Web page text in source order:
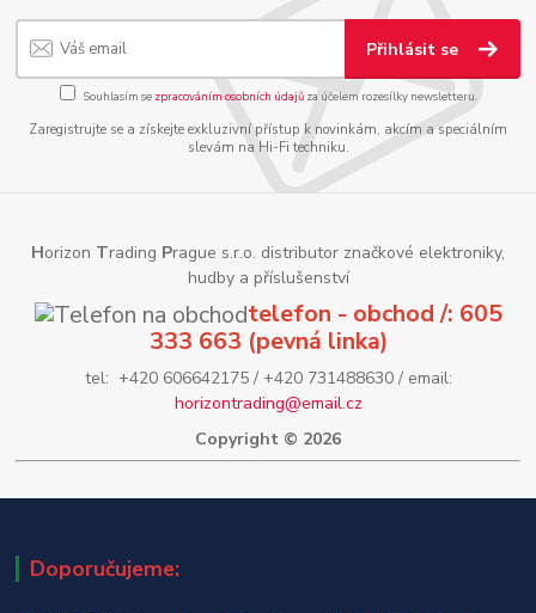
Přihlásit se
Souhlasím se zpracováním osobních údajůza účelem rozesílky newsletteru.
Zaregistrujte se a získejte exkluzivní přístup k novinkám, akcím a speciálním
slevám na Hi-Fi techniku.
Horizon Trading Prague s.r.o. distributor značkové elektroniky,
hudby a příslušenství
telefon - obchod /: 605
333 663 (pevná linka)
tel: +420 606642175 / +420 731488630 / email:
horizontrading@email.cz
Copyright © 2026
Doporučujeme: